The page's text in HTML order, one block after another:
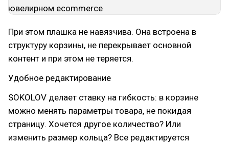
При этом плашка не навязчива. Она встроена в
структуру корзины, не перекрывает основной
контент и при этом не теряется.
Удобное редактирование
SOKOLOV делает ставку на гибкость: в корзине
можно менять параметры товара, не покидая
страницу. Хочется другое количество? Или
изменить размер кольца? Все редактируется